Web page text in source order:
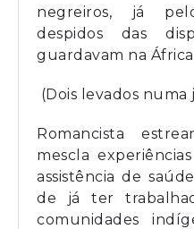
negreiros, já
despidos das
guardavam na
(Dois levados numa
Romancista
mescla
assistência de
de já ter
comunidades